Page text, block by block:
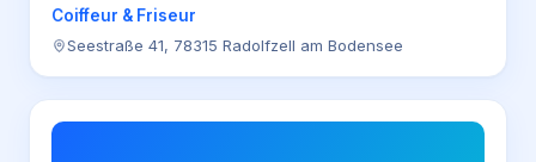
Coiffeur & Friseur
Seestraße 41, 78315 Radolfzell am Bodensee